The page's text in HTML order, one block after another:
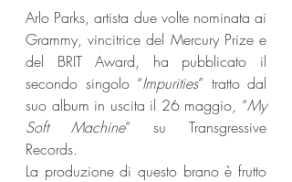
Arlo Parks, artista due volte nominata ai
Grammy, vincitrice del Mercury Prize e
del BRIT Award, ha pubblicato il
secondo singolo “Impurities” tratto dal
suo album in uscita il 26 maggio, “My
Soft Machine” su Transgressive
Records.
La produzione di questo brano è frutto